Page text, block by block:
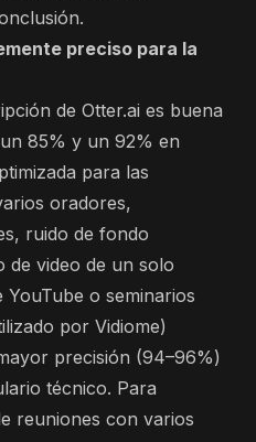
preciso para la
de Otter.ai es buena
85% y un 92% en
para las
oradores,
ruido de fondo
de video de un solo
o seminarios
por Vidiome)
precisión (94–96%)
técnico. Para
reuniones con varios